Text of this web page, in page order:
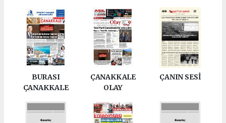
BURASI
ÇANAKKALE
ÇANAKKALE
OLAY
ÇANIN SESİ